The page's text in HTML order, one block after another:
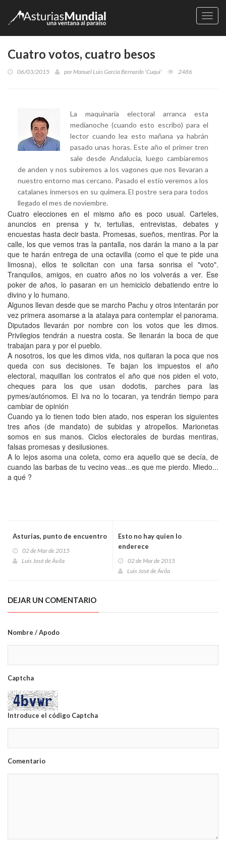
Cuatro votos, cuatro besos
06/03/2015 porManuel Luis García Bernardo 'Cuqui' 2486
La maquinaria electoral arranca esta
medianoche (cuando esto escribo) para el
lector cuando lea esto mañana ya habrán
pasado unas horas. Este año el primer tren
sale desde Andalucia, luego cambiaremos
de anden y nos subiremos a los vagones que nos llevaran a
nuestro entorno mas cercano. Pasado el estío veremos a los
catalanes inmersos en su quimera. El postre sera para todos
llegado el mes de noviembre.
Cuatro elecciones en el mismo año es poco usual. Carteles,
anuncios en prensa y tv, tertulias, entrevistas, debates y
encuestas hasta decir basta. Promesas, sueños, mentiras. Por la
calle, los que vemos tras la pantalla, nos darán la mano a la par
que te harán entrega de una octavilla (como el que te pide una
limosna), ellos te solicitan con una farsa sonrisa el "voto".
Tranquilos, amigos, en cuatro años no los volverás a ver. Ese
poker de años, lo pasaran en un hemiciclo debatiendo entre lo
divino y lo humano.
Algunos llevan desde que se marcho Pachu y otros intentarán por
vez primera asomarse a la atalaya para contemplar el panorama.
Diputados llevarán por nombre con los votos que les dimos.
Privilegios tendrán a nuestra costa. Se llenarán la boca de que
trabajan para y por el pueblo.
A nosotros, los que les dimos vida, nos quitaran la poca que nos
queda con sus decisiones. Te bajan los impuestos el año
electoral, maquillan los contratos el año que nos piden el voto,
cheques para los que usan dodotis, parches para las
pymes/autónomos. El iva no lo tocaran, ya tendrán tiempo para
cambiar de opinión
Cuando ya lo tienen todo bien atado, nos esperan los siguientes
tres años (de mandato) de subidas y atropellos. Marionetas
somos en sus manos. Ciclos electorales de burdas mentiras,
falsas promesas y desilusiones.
A lo lejos asoma una coleta, como era aquello que se decía, de
cuando las barbas de tu vecino veas...es que me pierdo. Miedo...
a qué ?
Asturias, punto de encuentro
02 de Mar de 2015
Luis José de Ávila
Esto no hay quien lo
enderece
02 de Mar de 2015
Luis José de Ávila
DEJAR UN COMENTARIO
Nombre / Apodo
Captcha
Introduce el código Captcha
Comentario